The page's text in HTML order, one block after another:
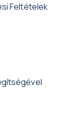
Feltételek